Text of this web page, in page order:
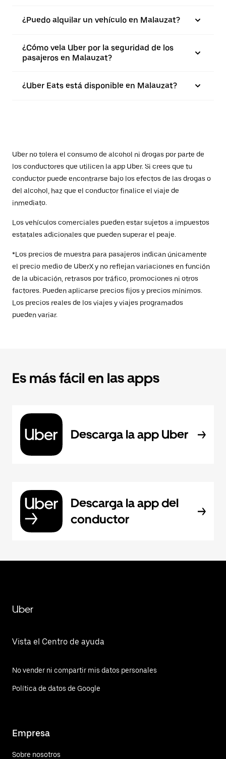
¿Puedo alquilar un vehículo en Malauzat?
¿Cómo vela Uber por la seguridad de los
pasajeros en Malauzat?
¿Uber Eats está disponible en Malauzat?
Uber no tolera el consumo de alcohol ni drogas por parte de
los conductores que utilicen la app Uber. Si crees que tu
conductor puede encontrarse bajo los efectos de las drogas o
del alcohol, haz que el conductor finalice el viaje de
inmediato.
Los vehículos comerciales pueden estar sujetos a impuestos
estatales adicionales que pueden superar el peaje.
*Los precios de muestra para pasajeros indican únicamente
el precio medio de UberX y no reflejan variaciones en función
de la ubicación, retrasos por tráfico, promociones ni otros
factores. Pueden aplicarse precios fijos y precios mínimos.
Los precios reales de los viajes y viajes programados
pueden variar.
Es más fácil en las apps
Descarga la app Uber
Descarga la app del
conductor
Uber
Vista el Centro de ayuda
No vender ni compartir mis datos personales
Política de datos de Google
Empresa
Sobre nosotros